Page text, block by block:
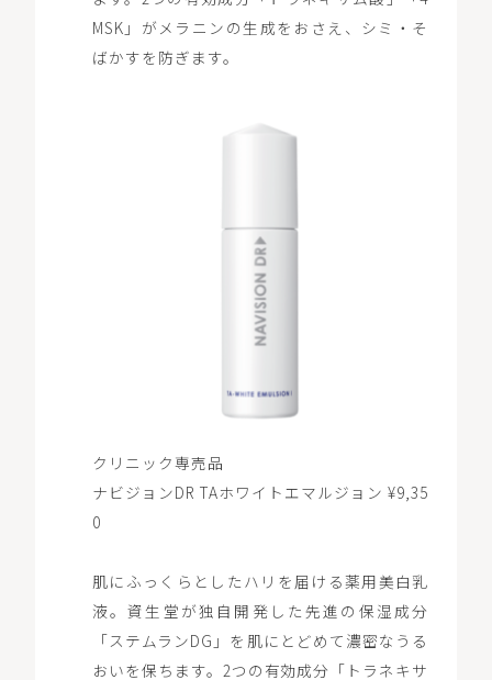
MSK」がメラニンの生成をおさえ、シミ・そ
ばかすを防ぎます。
クリニック専売品
ナビジョンDR TAホワイトエマルジョン ¥9,35
0
肌にふっくらとしたハリを届ける薬用美白乳
液。資生堂が独自開発した先進の保湿成分
「ステムランDG」を肌にとどめて濃密なうる
おいを保ちます。2つの有効成分「トラネキサ